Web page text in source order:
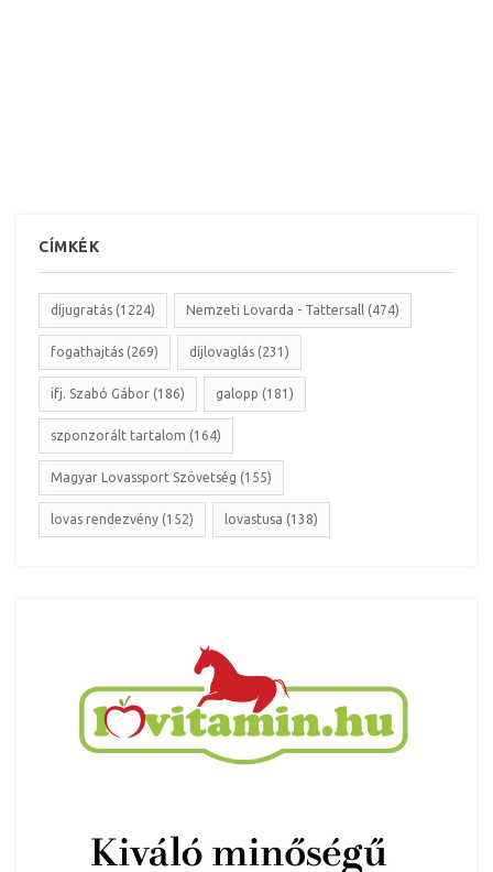
CÍMKÉK
díjugratás (1224) Nemzeti Lovarda - Tattersall (474)
fogathajtás (269) díjlovaglás (231)
ifj. Szabó Gábor (186) galopp (181)
szponzorált tartalom (164)
Magyar Lovassport Szövetség (155)
lovas rendezvény (152) lovastusa (138)